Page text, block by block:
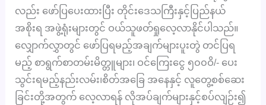
လည်း ဖော်ပြပေးထားပြီး တိုင်းဒေသကြီးနှင့်ပြည်နယ်
အစိုးရ အဖွဲ့ရုံးများတွင် ဝယ်သူဖတ်ရှုလေ့လာနိုင်ပါသည်။
လျှောက်လွှာတွင် ဖော်ပြရမည့်အချက်များပူးတွဲ တင်ပြရ
မည့် စာရွက်စာတမ်းမိတ္တူများ၊ ဝင်ကြေးငွေ ၅၀၀ဝိ/- ပေး
သွင်းရမည့်နည်းလမ်း၊စိတ်အခြေ အနေနှင့် လူတွေ့စစ်ဆေး
ခြင်းတို့အတွက် လေ့လာရန် လိုအပ်ချက်များနှင့်စပ်လျဉ်း၍